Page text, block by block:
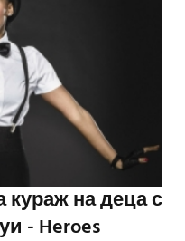
кураж на деца с
- Heroes